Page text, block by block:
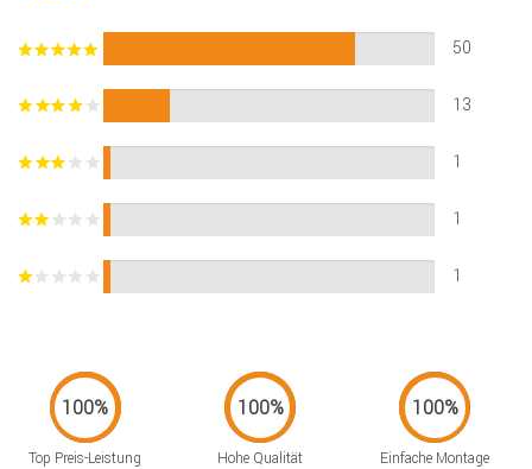
50
13
1
1
1
Top Preis-Leistung Hohe Qualität Einfache Montage